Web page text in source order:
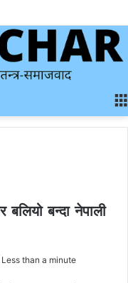
बन्दा नेपाली
Less than a minute